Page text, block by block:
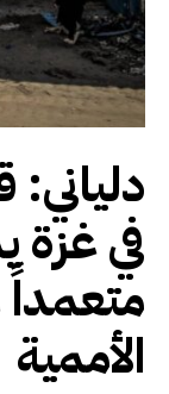
في غزة
الأممية